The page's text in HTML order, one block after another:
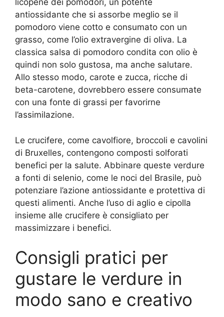
licopene dei pomodori, un potente
antiossidante che si assorbe meglio se il
pomodoro viene cotto e consumato con un
grasso, come l’olio extravergine di oliva. La
classica salsa di pomodoro condita con olio è
quindi non solo gustosa, ma anche salutare.
Allo stesso modo, carote e zucca, ricche di
beta-carotene, dovrebbero essere consumate
con una fonte di grassi per favorirne
l’assimilazione.
Le crucifere, come cavolfiore, broccoli e cavolini
di Bruxelles, contengono composti solforati
benefici per la salute. Abbinare queste verdure
a fonti di selenio, come le noci del Brasile, può
potenziare l’azione antiossidante e protettiva di
questi alimenti. Anche l’uso di aglio e cipolla
insieme alle crucifere è consigliato per
massimizzare i benefici.
Consigli pratici per
gustare le verdure in
modo sano e creativo